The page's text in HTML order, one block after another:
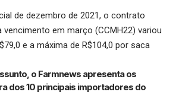
de dezembro de 2021, o contrato
em março (CCMH22) variou
e a máxima de R$104,0 por saca
o Farmnews apresenta os
dos 10 principais importadores do